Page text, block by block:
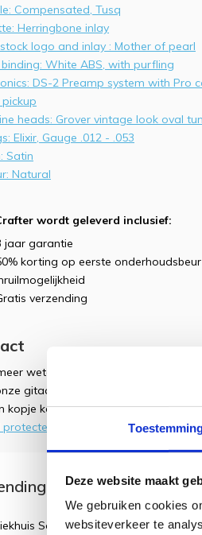
Deze website maakt
We gebruiken cookies
websiteverkeer te
Compensated, Tusq
Herringbone inlay
logo and inlay : Mother of pearl
White ABS, with purfling
DS-2 Preamp system with Pro
heads: Grover vintage look oval
Elixir, Gauge .012 - .053
Satin
Natural
wordt geleverd inclusief:
jaar garantie
korting op eerste
verzending
weten of heb je een vraag over
gitaar experts je alles over de
kopje koffie, thee of een frisje! Ook
) of telefoon (038-
Souman betaalt u GEEN